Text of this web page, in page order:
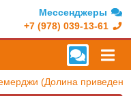
Мессенджеры
+7 (978) 039-13-61
(Долина